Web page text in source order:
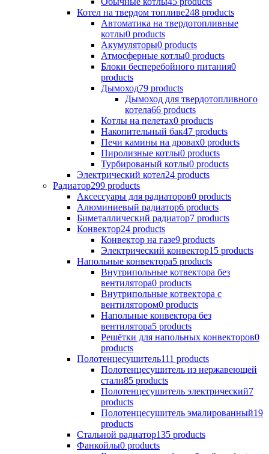
Котел на твердом топливе248 products
Автоматика на твердотопливные
котлы0 products
Акумуляторы0 products
Атмосферные котлы0 products
Блоки бесперебойного питания0
products
Дымоход79 products
Дымоход для твердотопливного
котела66 products
Котлы на пелетах0 products
Накопительный бак47 products
Печи камины на дровах0 products
Пиролизные котлы0 products
Турбированый котлы0 products
Электрический котел24 products
Радиатор299 products
Аксессуары для радиаторов0 products
Алюминиевый радиатор6 products
Биметаллический радиатор7 products
Конвектор24 products
Конвектор на газе9 products
Электрический конвектор15 products
Напольные конвектора5 products
Внутрипольные котвектора без
вентилятора0 products
Внутрипольные котвектора с
вентилятором0 products
Напольные конвектора без
вентилятора5 products
Решётки для напольных конвекторов0
products
Полотенцесушитель111 products
Полотенцесушитель из нержавеющей
стали85 products
Полотенцесушитель электрический7
products
Полотенцесушитель эмалированный19
products
Стальной радиатор135 products
Фанкойлы0 products